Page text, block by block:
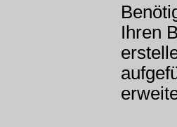
Ihren